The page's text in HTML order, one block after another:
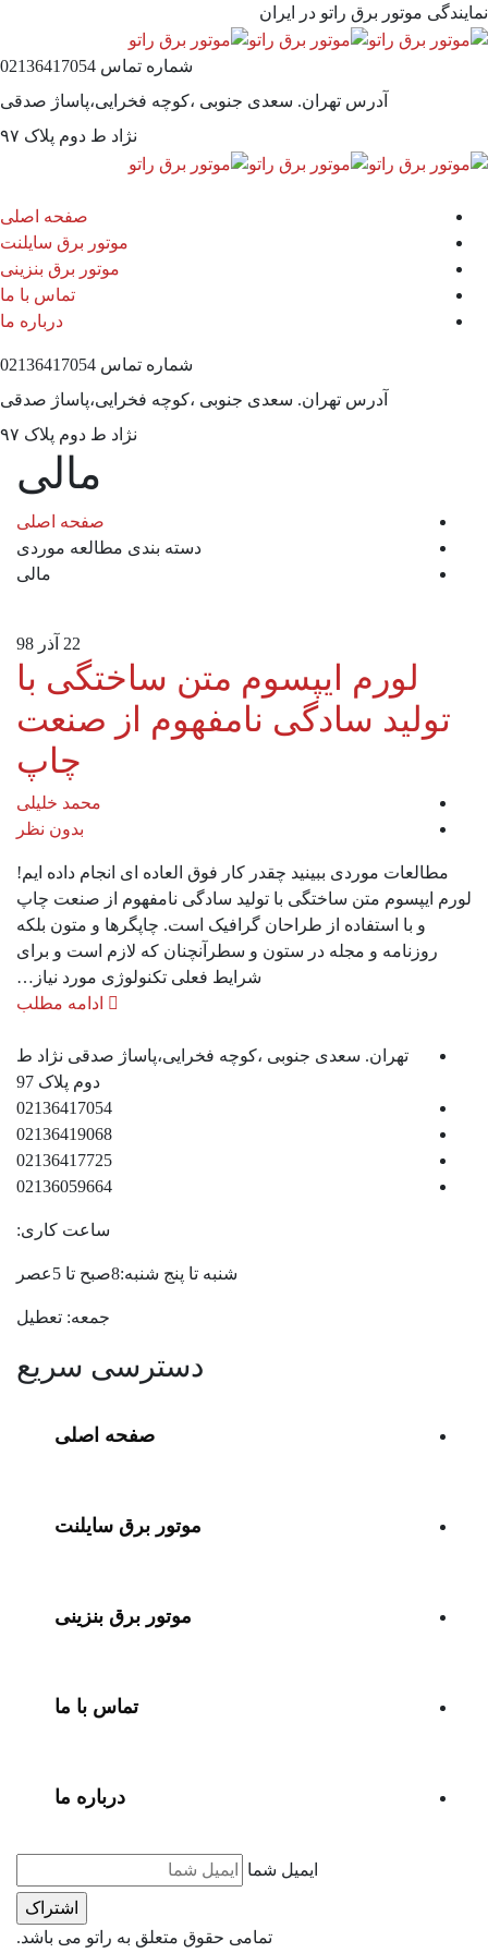
نمایندگی موتور برق راتو در ایران
شماره تماس 02136417054
آدرس تهران. سعدی جنوبی ،کوچه فخرایی،پاساژ صدقی
نژاد ط دوم پلاک ۹۷
صفحه اصلی
موتور برق سایلنت
موتور برق بنزینی
تماس با ما
درباره ما
شماره تماس 02136417054
آدرس تهران. سعدی جنوبی ،کوچه فخرایی،پاساژ صدقی
نژاد ط دوم پلاک ۹۷
مالی
صفحه اصلی
دسته بندی مطالعه موردی
مالی
22 آذر 98
لورم ایپسوم متن ساختگی با
تولید سادگی نامفهوم از صنعت
چاپ
محمد خلیلی
بدون نظر
مطالعات موردی ببینید چقدر کار فوق العاده ای انجام داده ایم!
لورم ایپسوم متن ساختگی با تولید سادگی نامفهوم از صنعت چاپ
و با استفاده از طراحان گرافیک است. چاپگرها و متون بلکه
روزنامه و مجله در ستون و سطرآنچنان که لازم است و برای
شرایط فعلی تکنولوژی مورد نیاز…
ادامه مطلب
تهران. سعدی جنوبی ،کوچه فخرایی،پاساژ صدقی نژاد ط
دوم پلاک 97
02136417054
02136419068
02136417725
02136059664
ساعت کاری:
شنبه تا پنج شنبه:8صبح تا 5عصر
جمعه: تعطیل
دسترسی سریع
صفحه اصلی
موتور برق سایلنت
موتور برق بنزینی
تماس با ما
درباره ما
ایمیل شما
تمامی حقوق متعلق به راتو می باشد.